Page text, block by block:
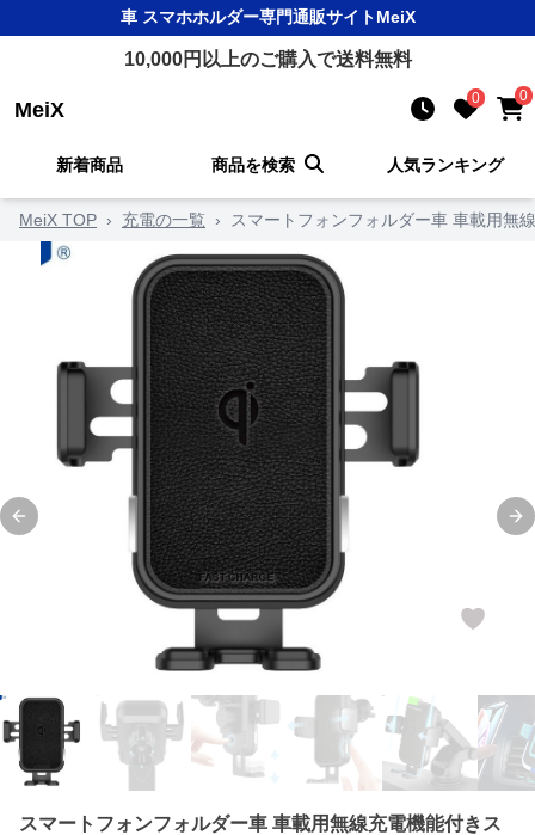
車 スマホホルダー専門通販サイトMeiX
10,000円以上のご購入で送料無料
MeiX 0 0
新着商品 商品を検索 人気ランキング
MeiX TOP › 充電の一覧 › スマートフォンフォルダー車 車載用無
Previous slide
スマートフォンフォルダー車 車載用無線充電機能付きス